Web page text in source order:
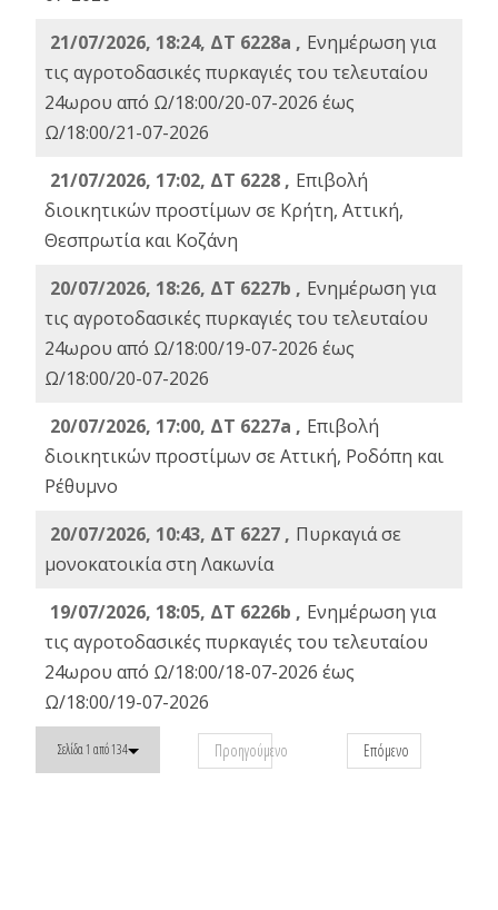
21/07/2026, 18:24, ΔΤ 6228a , Ενημέρωση για
τις αγροτοδασικές πυρκαγιές του τελευταίου
24ωρου από Ω/18:00/20-07-2026 έως
Ω/18:00/21-07-2026
21/07/2026, 17:02, ΔΤ 6228 , Επιβολή
διοικητικών προστίμων σε Κρήτη, Αττική,
Θεσπρωτία και Κοζάνη
20/07/2026, 18:26, ΔΤ 6227b , Ενημέρωση για
τις αγροτοδασικές πυρκαγιές του τελευταίου
24ωρου από Ω/18:00/19-07-2026 έως
Ω/18:00/20-07-2026
20/07/2026, 17:00, ΔΤ 6227a , Επιβολή
διοικητικών προστίμων σε Αττική, Ροδόπη και
Ρέθυμνο
20/07/2026, 10:43, ΔΤ 6227 , Πυρκαγιά σε
μονοκατοικία στη Λακωνία
19/07/2026, 18:05, ΔΤ 6226b , Ενημέρωση για
τις αγροτοδασικές πυρκαγιές του τελευταίου
24ωρου από Ω/18:00/18-07-2026 έως
Ω/18:00/19-07-2026
Σελίδα 1 από 134 Προηγούμενο Επόμενο